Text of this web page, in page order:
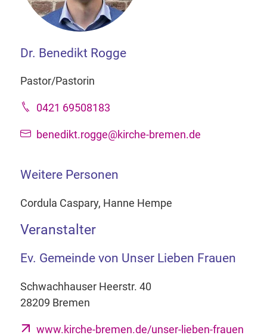
Dr. Benedikt Rogge
Pastor/Pastorin
0421 69508183
benedikt.rogge@kirche-bremen.de
Weitere Personen
Cordula Caspary, Hanne Hempe
Veranstalter
Ev. Gemeinde von Unser Lieben Frauen
Schwachhauser Heerstr. 40
28209 Bremen
www.kirche-bremen.de/unser-lieben-frauen